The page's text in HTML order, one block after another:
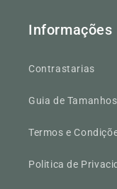
Informações
Contrastarias
Guia de Tamanhos
Termos e
Politica de